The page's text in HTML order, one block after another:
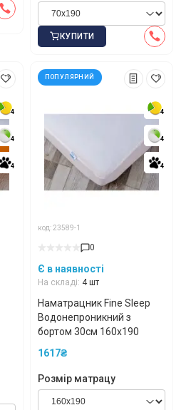
КУПИТИ
4
4
4
4
4
4
4
4
4
ПОПУЛЯРНИЙ
код: 23589-1
0
Є в наявності
На складі: 4 шт
4
4
4
Наматрацник Fine Sleep
Водонепроникний з
бортом 30см 160x190
1617₴
Розмір матрацу